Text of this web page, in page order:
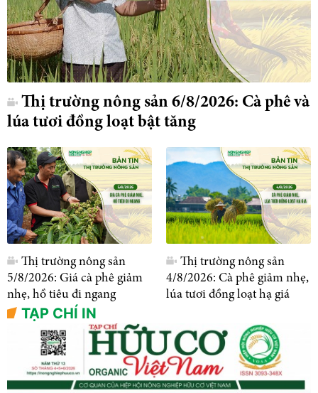
Thị trường nông sản 6/8/2026: Cà phê và
lúa tươi đồng loạt bật tăng
Thị trường nông sản
5/8/2026: Giá cà phê giảm
nhẹ, hồ tiêu đi ngang
Thị trường nông sản
4/8/2026: Cà phê giảm nhẹ,
lúa tươi đồng loạt hạ giá
TẠP CHÍ IN